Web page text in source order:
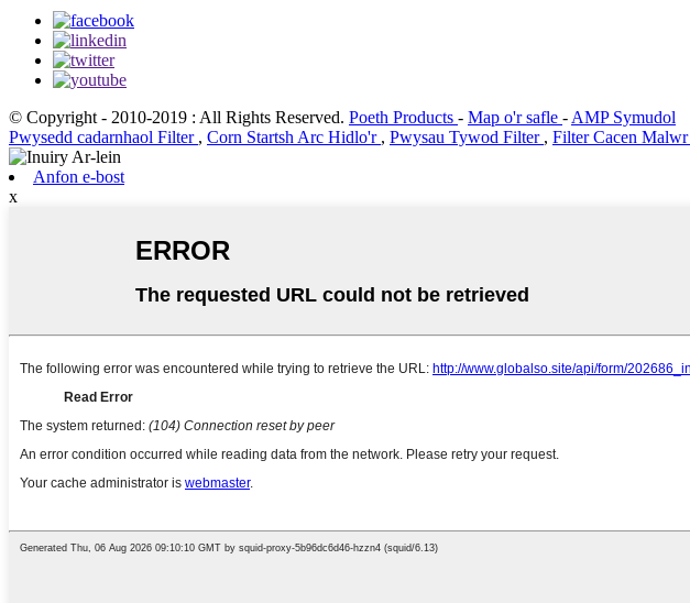
© Copyright - 2010-2019 : All Rights Reserved. Poeth Products - Map o'r safle -AMP Symudol
Pwysedd cadarnhaol Filter , Corn Startsh Arc Hidlo'r , Pwysau Tywod Filter , Filter Cacen Malwr
Anfon e-bost
x